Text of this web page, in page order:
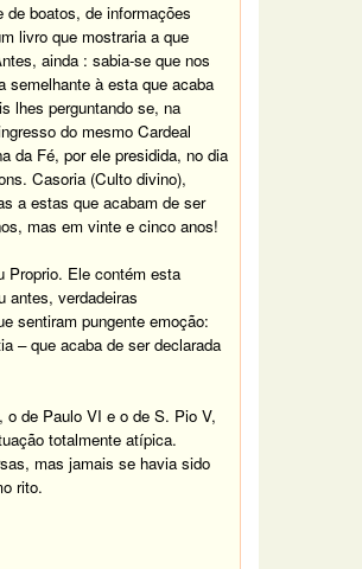
boatos, de informações
livro que mostraria a que
ainda : sabia-se que nos
semelhante à esta que acaba
lhes perguntando se, na
do mesmo Cardeal
da Fé, por ele presidida, no dia
Casoria (Culto divino),
a estas que acabam de ser
mas em vinte e cinco anos!
Proprio. Ele contém esta
antes, verdadeiras
sentiram pungente emoção:
– que acaba de ser declarada
de Paulo VI e o de S. Pio V,
totalmente atípica.
mas jamais se havia sido
rito.